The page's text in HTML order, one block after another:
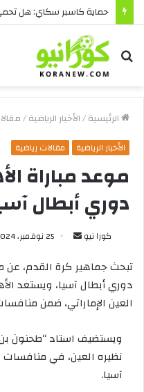
بحث
عن
الرئيسية/الأخبار الرياضية/
الأخبار الرياضية مقالات رياضية
موعد مباراة
دوري أبطال
كورا نيو
أرسل
إلكترونيا
25 نوفمبر، 2024
تبحثجماهير كرة القدم، عن
دوريأبطالآسيا، ويستعد
العين الإماراتي، ضمن
ويستضيف استاد“طحنون
نظيره العين، فيمنافسات
آسيا.